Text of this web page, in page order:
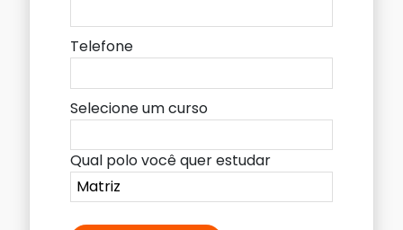
Telefone
Selecione um curso
Qual polo você quer estudar